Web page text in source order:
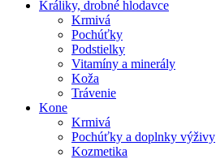
Králiky, drobné hlodavce
Krmivá
Pochúťky
Podstielky
Vitamíny a minerály
Koža
Trávenie
Kone
Krmivá
Pochúťky a doplnky výživy
Kozmetika